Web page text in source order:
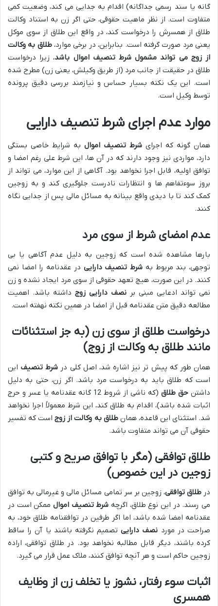
گانه یا سند رسمی جداگانه) اقدام به جدایی می کند، وضعیت کمی
متفاوت است. از نظر ماهیت حقوقی، حتی اگر زن به استناد وکالت
طلاق از همسرش را درخواست کند، در واقع این طلاق از سوی موکل
یعنی مرد صورت گرفته است. بنابراین، در برخی موارد،طلاق به وکالت
از زوج می تواند مشمول شرط تنصیف اموال باشد، زیرا درخواست
طلاق در حقیقت از جانب مرد (از طریق وکیلش، یعنی زن) مطرح شده
است. این یک نکته بسیار حساس و نیازمند بررسی دقیق پرونده
توسط وکیل است.
موارد عدم اجرای شرط تنصیف دارایی
همان گونه که اجرای شرط تنصیف اموال به شرایط خاصی بستگی
دارد، مواردی نیز وجود دارند که در آن ها، این شرط علی رغم امضا و
توافق اولیه، قابل اجرا نخواهد بود. آگاهی از این موارد، می تواند از
بروز سوءتفاهم ها و انتظارات نادرست جلوگیری کند و به زوجین
کمک کند تا با دیدی واقع بینانه به مسائل مالی پس از جدایی نگاه
کنند.
عدم امضای شرط از سوی مرد
بارها مشاهده شده است که زوجین به دلیل عدم آگاهی یا بی
توجهی، بند مربوط به شرط تنصیف دارایی در عقدنامه را امضا نمی
کنند. در این صورت، هیچ تعهد حقوقی از سوی مرد ایجاد نشده و زن
نمی تواند ادعایی مبنی بر نصف دارایی زوج داشته باشد. اهمیت
مطالعه دقیق متن عقدنامه قبل از امضا در همین نکته نهفته است.
درخواست طلاق از سوی زن (به جز استثنائات
مانند طلاق به وکالت از زوج)
همان طور که پیش تر نیز اشاره شد، اصل کلی در شرط تنصیف این
است که طلاق باید به درخواست مرد باشد. اگر زن، حتی به دلیل
داشتن حق طلاق
(که ناشی از شروط 12 گانه عقدنامه یا عسر و حرج
اثبات شده باشد)، اقدام به طلاق کند، این شرط معمولاً اجرا نخواهد
شد. استثنای این قاعده، همانطلاق به وکالت از زوجاست که تفسیر
حقوقی آن می تواند متفاوت باشد.
طلاق توافقی (مگر با توافق صریح و کتبی
زوجین در این خصوص)
درطلاق توافقی، زوجین بر سر تمامی مسائل مالی و غیرمالی به توافق
می رسند. در این نوع طلاق، اگرچه شرط تنصیف اموال ممکن است در
عقدنامه امضا شده باشد، اما اگر طرفین در توافقنامه طلاق خود، به
صراحت در مورد نصف داراییتصمیم نگرفته باشند یا آن را ساقط
کرده باشند، دیگر قابل مطالبه نخواهد بود. در طلاق توافقی، اراده
زوجین حاکم است و هر آنچه توافق کنند، ملاک عمل قرار می گیرد.
اثبات سوء رفتار، نشوز یا تخلف زن از وظایف
همسری